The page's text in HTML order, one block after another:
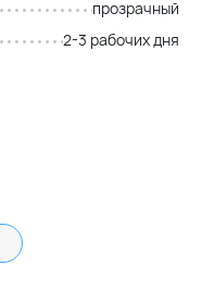
прозрачный
2-3 рабочих дня